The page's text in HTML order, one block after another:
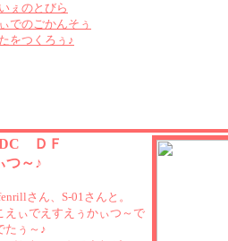
ぇのとびら
のごかんそぅ
をつくろぅ♪
DC ＤＦ
つ～♪
さん、S-01さんと。
えぃでえすえぅかぃつ～で
たぅ～♪